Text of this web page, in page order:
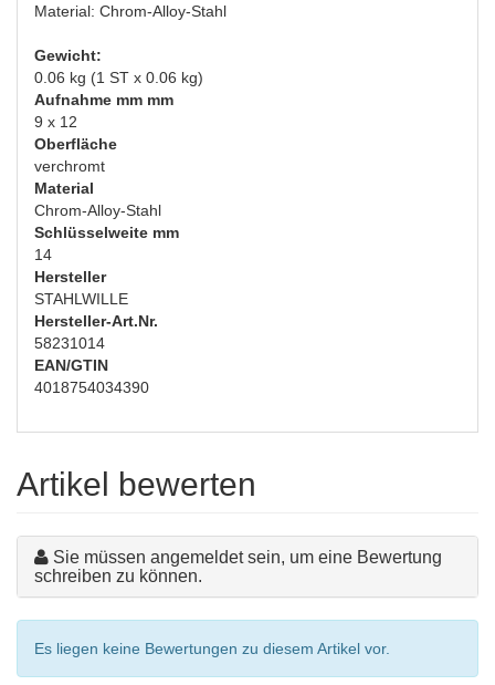
Material: Chrom-Alloy-Stahl
Gewicht:
0.06 kg (1 ST x 0.06 kg)
Aufnahme mm mm
9 x 12
Oberfläche
verchromt
Material
Chrom-Alloy-Stahl
Schlüsselweite mm
14
Hersteller
STAHLWILLE
Hersteller-Art.Nr.
58231014
EAN/GTIN
4018754034390
Artikel bewerten
Sie müssen angemeldet sein, um eine Bewertung
schreiben zu können.
Es liegen keine Bewertungen zu diesem Artikel vor.